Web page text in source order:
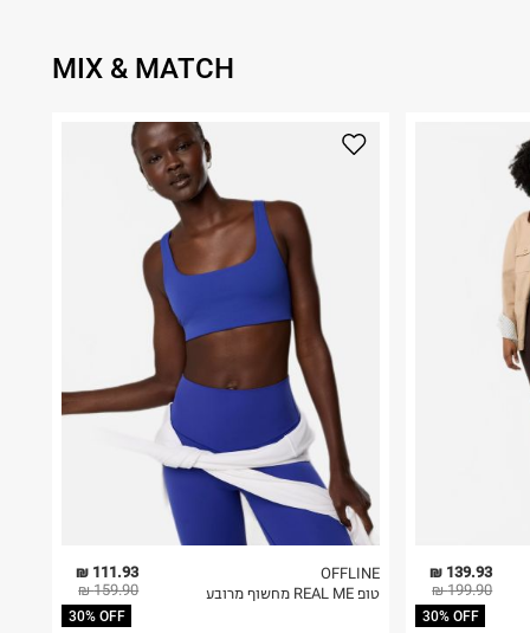
MIX & MATCH
111.93 ₪
159.90 ₪
30% OFF
OFFLINE
טופ REAL ME מחשוף מרובע
139.93 ₪
199.90 ₪
30% OFF